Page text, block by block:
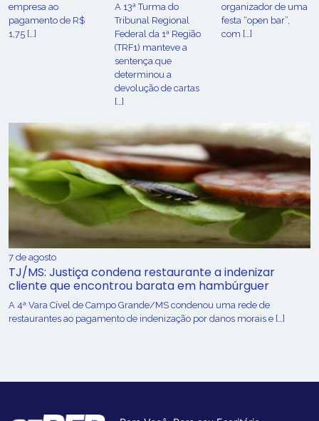
empresa ao
pagamento de R$
1,75 […]
A 13ª Turma do
Tribunal Regional
Federal da 1ª Região
(TRF1) manteve a
sentença que
determinou a
devolução de cartas
[…]
organizador de uma
festa “open bar”,
com […]
7 de agosto
TJ/MS: Justiça condena restaurante a indenizar
cliente que encontrou barata em hambúrguer
A 4ª Vara Cível de Campo Grande/MS condenou uma rede de
restaurantes ao pagamento de indenização por danos morais e […]